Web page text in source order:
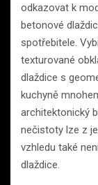
odkazovat k
betonové
spotřebitele.
texturované
dlaždice s
kuchyně
architektonický
nečistoty lze z
vzhledu také
dlaždice.